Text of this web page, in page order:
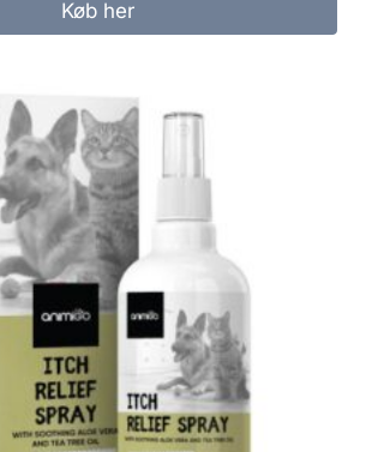
Køb her